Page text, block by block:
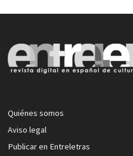
Quiénes somos
Aviso legal
Publicar en Entreletras